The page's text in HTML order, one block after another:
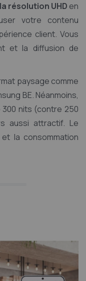
résolution UHD en
votre contenu
client. Vous
et la diffusion de
paysage comme
BE. Néanmoins,
nits (contre 250
aussi attractif. Le
la consommation